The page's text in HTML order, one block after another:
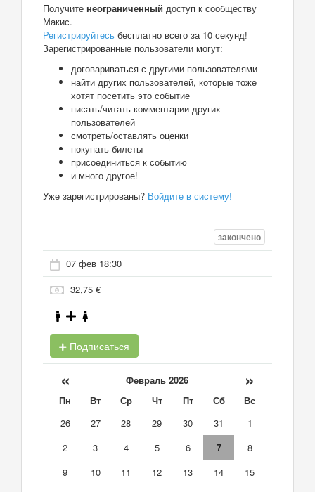
Получите неограниченный доступ к сообществу
Макис.
Регистрируйтесь бесплатно всего за 10 секунд!
Зарегистрированные пользователи могут:
договариваться с другими пользователями
найти других пользователей, которые тоже
хотят посетить это событие
писать/читать комментарии других
пользователей
смотреть/оставлять оценки
покупать билеты
присоединиться к событию
и много другое!
Уже зарегистрированы? Войдите в систему!
закончено
07 фев 18:30
32,75 €
Подписаться
« Февраль 2026 »
Пн Вт Ср Чт Пт Сб
Вс
26
27 28 29 30 31
1
2
3 4 5 6 7
8
9
10 11 12 13 14
15